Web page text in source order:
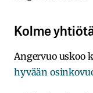
Kolme
Angervuo uskoo
hyvään